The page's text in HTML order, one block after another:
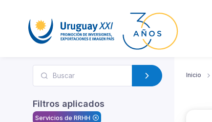
Filtros aplicados
Servicios de RRHH
Inicio